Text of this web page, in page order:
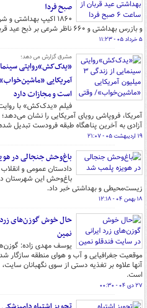
صبح فردا
و بازرس بهداشتی و ۶۶۰ ناظر شرعی بر ذبح عید قربان نظارت می‌کنند.
۵ خرداد ۰۵ - ۱۱:۲۳
مشرق گزارش می دهد؛
آمریکایی
است و مجازات دارد
فیلم «یدک‌کش» با
آمریکا، فروپاشی رویای آمریکایی را نشان
آزادی به آخرین پناهگاه طبقه فرودست تبدیل
۱۹ اردیبهشت ۰۵ - ۲۱:۰۷
باغ‌وحش جنجالی در
دادستان عمومی و
باغ‌وحش این شهرستان
زیست‌محیطی و بهداشتی خبر داد.
۱۸ بهمن ۰۴ - ۱۲:۱۸
حال خوش گوزن‌های زرد
نمین
یوسف مهدی زاده:
موقعیت جغرافیایی و آب و هوای منطقه سازگار
آنها علاوه بر تغذیه دستی از سوی نگهبانان
است.
۲۷ دی ۰۴ - ۰۰:۳۰